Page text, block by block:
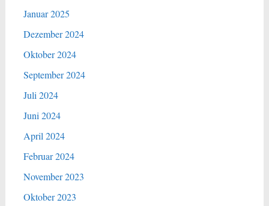
Januar 2025
Dezember 2024
Oktober 2024
September 2024
Juli 2024
Juni 2024
April 2024
Februar 2024
November 2023
Oktober 2023